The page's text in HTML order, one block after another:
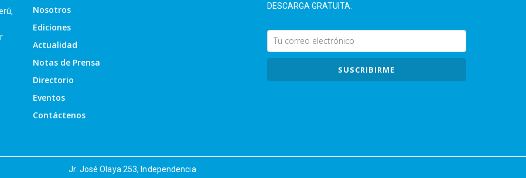
Nosotros
Ediciones
Actualidad
Notas de Prensa
Directorio
Eventos
Contáctenos
DESCARGA GRATUITA.
SUSCRIBIRME
Jr. José Olaya 253, Independencia